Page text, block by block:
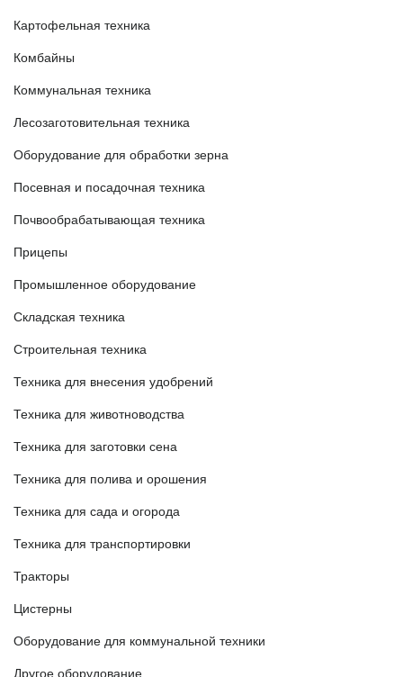
Картофельная техника
Комбайны
Коммунальная техника
Лесозаготовительная техника
Оборудование для обработки зерна
Посевная и посадочная техника
Почвообрабатывающая техника
Прицепы
Промышленное оборудование
Складская техника
Строительная техника
Техника для внесения удобрений
Техника для животноводства
Техника для заготовки сена
Техника для полива и орошения
Техника для сада и огорода
Техника для транспортировки
Тракторы
Цистерны
Оборудование для коммунальной техники
Другое оборудование